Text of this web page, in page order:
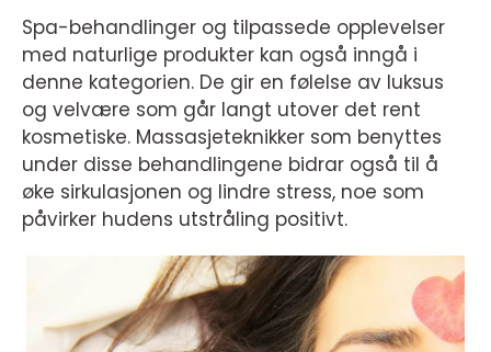
Spa-behandlinger og tilpassede opplevelser
med naturlige produkter kan også inngå i
denne kategorien. De gir en følelse av luksus
og velvære som går langt utover det rent
kosmetiske. Massasjeteknikker som benyttes
under disse behandlingene bidrar også til å
øke sirkulasjonen og lindre stress, noe som
påvirker hudens utstråling positivt.